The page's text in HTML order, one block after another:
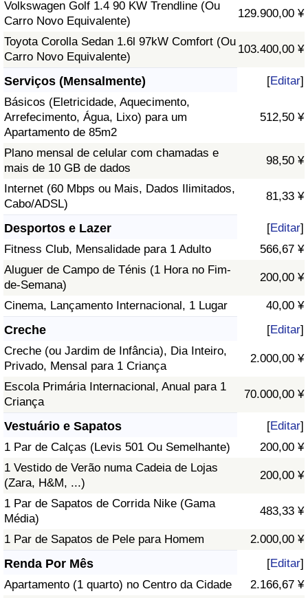
Volkswagen Golf 1.4 90 KW Trendline (Ou
Carro Novo Equivalente)
129.900,00 ¥
Toyota Corolla Sedan 1.6l 97kW Comfort (Ou
Carro Novo Equivalente)
103.400,00 ¥
Serviços (Mensalmente) [Editar]
Básicos (Eletricidade, Aquecimento,
Arrefecimento, Água, Lixo) para um
Apartamento de 85m2
512,50 ¥
Plano mensal de celular com chamadas e
mais de 10 GB de dados
98,50 ¥
Internet (60 Mbps ou Mais, Dados Ilimitados,
Cabo/ADSL)
81,33 ¥
Desportos e Lazer [Editar]
Fitness Club, Mensalidade para 1 Adulto
566,67 ¥
Aluguer de Campo de Ténis (1 Hora no Fim-
de-Semana)
200,00 ¥
Cinema, Lançamento Internacional, 1 Lugar 40,00 ¥
Creche [Editar]
Creche (ou Jardim de Infância), Dia Inteiro,
Privado, Mensal para 1 Criança
2.000,00 ¥
Escola Primária Internacional, Anual para 1
Criança
70.000,00 ¥
Vestuário e Sapatos [Editar]
1 Par de Calças (Levis 501 Ou Semelhante)
200,00 ¥
1 Vestido de Verão numa Cadeia de Lojas
(Zara, H&M, ...)
200,00 ¥
1 Par de Sapatos de Corrida Nike (Gama
Média)
483,33 ¥
1 Par de Sapatos de Pele para Homem 2.000,00 ¥
Renda Por Mês [Editar]
Apartamento (1 quarto) no Centro da Cidade
2.166,67 ¥